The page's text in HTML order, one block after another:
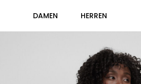
DAMEN HERREN